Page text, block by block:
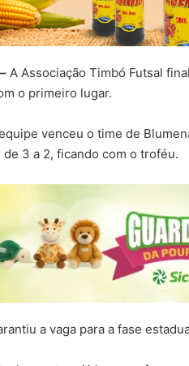
A Associação Timbó Futsal
o primeiro lugar.
venceu o time de
3 a 2, ficando com o troféu.
a vaga para a fase